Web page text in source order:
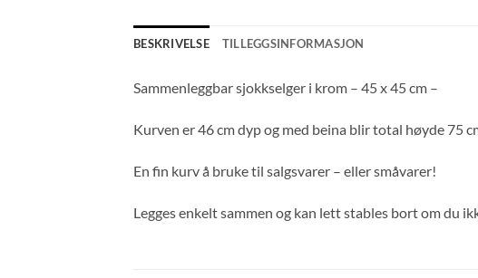
BESKRIVELSE TILLEGGSINFORMASJON
Sammenleggbar sjokkselger i krom – 45 x 45 cm –
Kurven er 46 cm dyp og med beina blir total høyde 75
En fin kurv å bruke til salgsvarer – eller småvarer!
Legges enkelt sammen og kan lett stables bort om du